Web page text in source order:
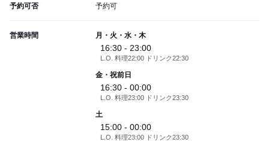
予約可否 予約可
営業時間 月・火・水・木
16:30 - 23:00
L.O. 料理22:00 ドリンク22:30
金・祝前日
16:30 - 00:00
L.O. 料理23:00 ドリンク23:30
土
15:00 - 00:00
L.O. 料理23:00 ドリンク23:30